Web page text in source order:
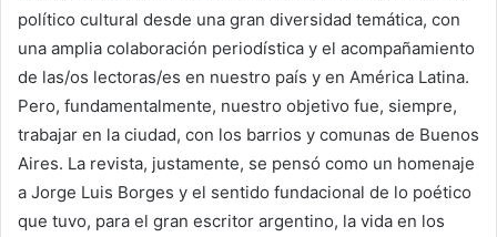
político cultural desde una gran diversidad temática, con
una amplia colaboración periodística y el acompañamiento
de las/os lectoras/es en nuestro país y en América Latina.
Pero, fundamentalmente, nuestro objetivo fue, siempre,
trabajar en la ciudad, con los barrios y comunas de Buenos
Aires. La revista, justamente, se pensó como un homenaje
a Jorge Luis Borges y el sentido fundacional de lo poético
que tuvo, para el gran escritor argentino, la vida en los